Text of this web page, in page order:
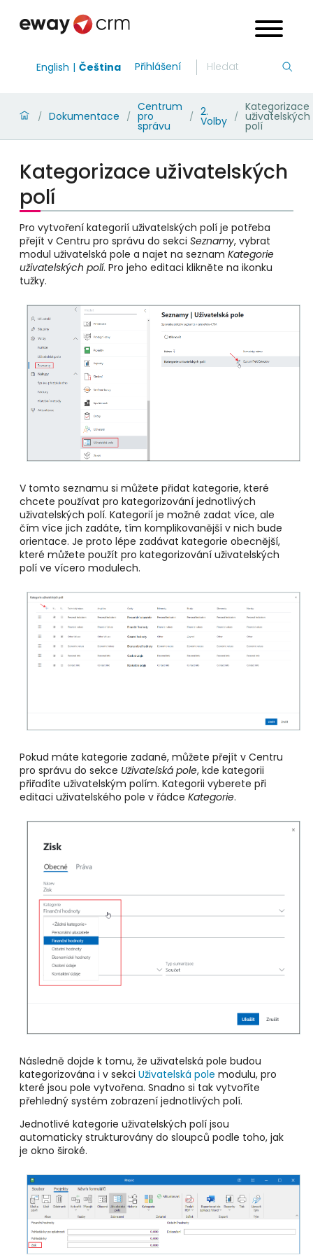
English Čeština Přihlášení
/ Dokumentace /
Centrum
pro
správu
/ 2.
Volby /
Kategorizace
uživatelských
polí
Kategorizace uživatelských
polí
Pro vytvoření kategorií uživatelských polí je potřeba
přejít v Centru pro správu do sekci Seznamy, vybrat
modul uživatelská pole a najet na seznam Kategorie
uživatelských polí. Pro jeho editaci klikněte na ikonku
tužky.
V tomto seznamu si můžete přidat kategorie, které
chcete používat pro kategorizování jednotlivých
uživatelských polí. Kategorií je možné zadat více, ale
čím více jich zadáte, tím komplikovanější v nich bude
orientace. Je proto lépe zadávat kategorie obecnější,
které můžete použít pro kategorizování uživatelských
polí ve vícero modulech.
Pokud máte kategorie zadané, můžete přejít v Centru
pro správu do sekce Uživatelská pole, kde kategorii
přiřadíte uživatelským polím. Kategorii vyberete při
editaci uživatelského pole v řádce Kategorie.
Následně dojde k tomu, že uživatelská pole budou
kategorizována i v sekci Uživatelská pole modulu, pro
které jsou pole vytvořena. Snadno si tak vytvoříte
přehledný systém zobrazení jednotlivých polí.
Jednotlivé kategorie uživatelských polí jsou
automaticky strukturovány do sloupců podle toho, jak
je okno široké.